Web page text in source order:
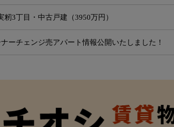
籾3丁目・中古戸建（3950万円）
ーチェンジ売アパート情報公開いたしました！